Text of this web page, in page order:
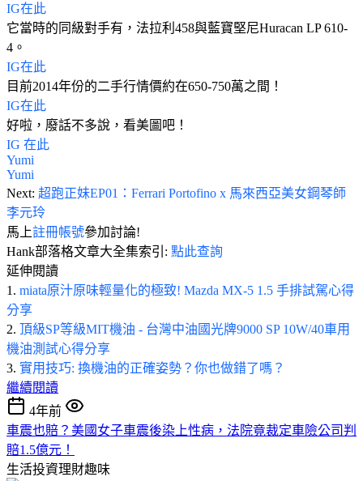
IG在此
它當時的同級對手有，法拉利458與藍寶堅尼Huracan LP 610-
4。
IG在此
目前2014年份的二手行情價約在650-750萬之間！
IG在此
好啦，廢話不多說，看美圖吧！
IG 在此
Yumi
Yumi
Next: 超跑正妹EP01：Ferrari Portofino x 馬來西亞美女鋼琴師
李元玲
馬上註冊帳號參加討論!
Hank部落格文章大全集索引: 點此查詢
延伸閱讀
1. miata原汁原味輕量化的極致! Mazda MX-5 1.5 手排試駕心得
分享
2. 頂級SP等級MIT機油 - 台灣中油國光牌9000 SP 10W/40車用
機油測試心得分享
3. 實用技巧: 換機油的正確姿勢？你也做錯了嗎？
繼續閱讀
4年前
車震也賠？美國女子車震後染上性病，法院竟裁定車險公司判
賠1.5億元！
生活投資理財趣味